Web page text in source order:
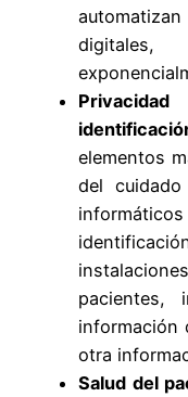
elementos
del
pacientes,
información
otra
Salud del